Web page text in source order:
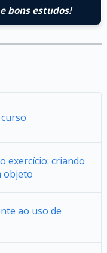
bons estudos!
exercício: criando
objeto
ao uso de